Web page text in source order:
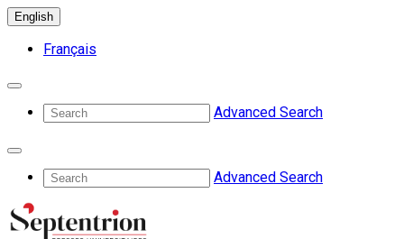
English
Français
Advanced Search
Advanced Search